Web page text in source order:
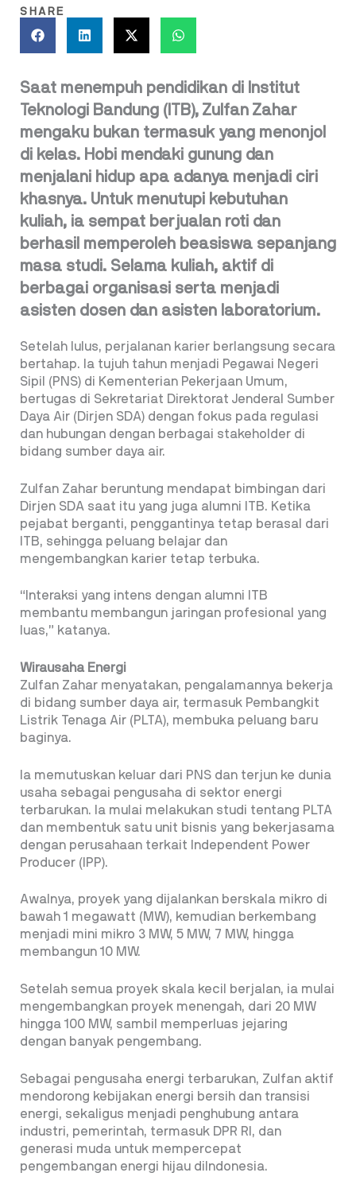
SHARE
Saat menempuh pendidikan di Institut
Teknologi Bandung (ITB), Zulfan Zahar
mengaku bukan termasuk yang menonjol
di kelas. Hobi mendaki gunung dan
menjalani hidup apa adanya menjadi ciri
khasnya. Untuk menutupi kebutuhan
kuliah, ia sempat berjualan roti dan
berhasil memperoleh beasiswa sepanjang
masa studi. Selama kuliah, aktif di
berbagai organisasi serta menjadi
asisten dosen dan asisten laboratorium.
Setelah lulus, perjalanan karier berlangsung secara
bertahap. Ia tujuh tahun menjadi Pegawai Negeri
Sipil (PNS) di Kementerian Pekerjaan Umum,
bertugas di Sekretariat Direktorat Jenderal Sumber
Daya Air (Dirjen SDA) dengan fokus pada regulasi
dan hubungan dengan berbagai stakeholder di
bidang sumber daya air.
Zulfan Zahar beruntung mendapat bimbingan dari
Dirjen SDA saat itu yang juga alumni ITB. Ketika
pejabat berganti, penggantinya tetap berasal dari
ITB, sehingga peluang belajar dan
mengembangkan karier tetap terbuka.
“Interaksi yang intens dengan alumni ITB
membantu membangun jaringan profesional yang
luas,” katanya.
Wirausaha Energi
Zulfan Zahar menyatakan, pengalamannya bekerja
di bidang sumber daya air, termasuk Pembangkit
Listrik Tenaga Air (PLTA), membuka peluang baru
baginya.
Ia memutuskan keluar dari PNS dan terjun ke dunia
usaha sebagai pengusaha di sektor energi
terbarukan. Ia mulai melakukan studi tentang PLTA
dan membentuk satu unit bisnis yang bekerjasama
dengan perusahaan terkait Independent Power
Producer (IPP).
Awalnya, proyek yang dijalankan berskala mikro di
bawah 1 megawatt (MW), kemudian berkembang
menjadi mini mikro 3 MW, 5 MW, 7 MW, hingga
membangun 10 MW.
Setelah semua proyek skala kecil berjalan, ia mulai
mengembangkan proyek menengah, dari 20 MW
hingga 100 MW, sambil memperluas jejaring
dengan banyak pengembang.
Sebagai pengusaha energi terbarukan, Zulfan aktif
mendorong kebijakan energi bersih dan transisi
energi, sekaligus menjadi penghubung antara
industri, pemerintah, termasuk DPR RI, dan
generasi muda untuk mempercepat
pengembangan energi hijau diIndonesia.